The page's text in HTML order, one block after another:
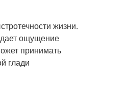
жизни.
ощущение
принимать
глади